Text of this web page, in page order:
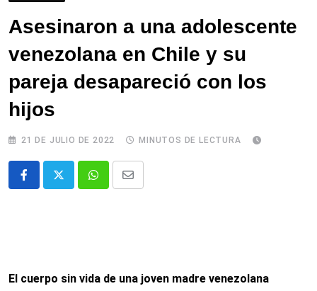
Asesinaron a una adolescente
venezolana en Chile y su
pareja desapareció con los
hijos
21 DE JULIO DE 2022 MINUTOS DE LECTURA
WhatsappComparte
El cuerpo sin vida de una joven madre venezolana